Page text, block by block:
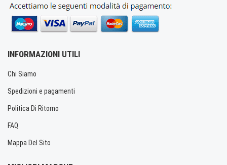
INFORMAZIONI UTILI
Chi Siamo
Spedizioni e pagamenti
Politica Di Ritorno
FAQ
Mappa Del Sito